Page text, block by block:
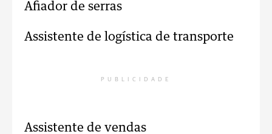
Afiador de serras
Assistente de logística de transporte
PUBLICIDADE
Assistente de vendas